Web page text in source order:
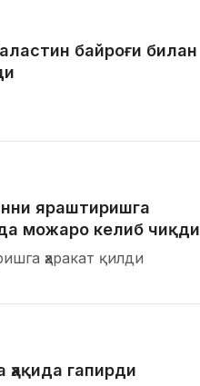
байроғи билан
яраштиришга
можаро келиб чиқди
ҳаракат қилди
гапирди